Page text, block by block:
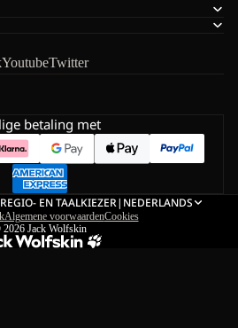
YoutubeTwitter
betaling met
REGIO- EN TAALKIEZER| NEDERLANDS
Algemene voorwaardenCookies
Jack Wolfskin